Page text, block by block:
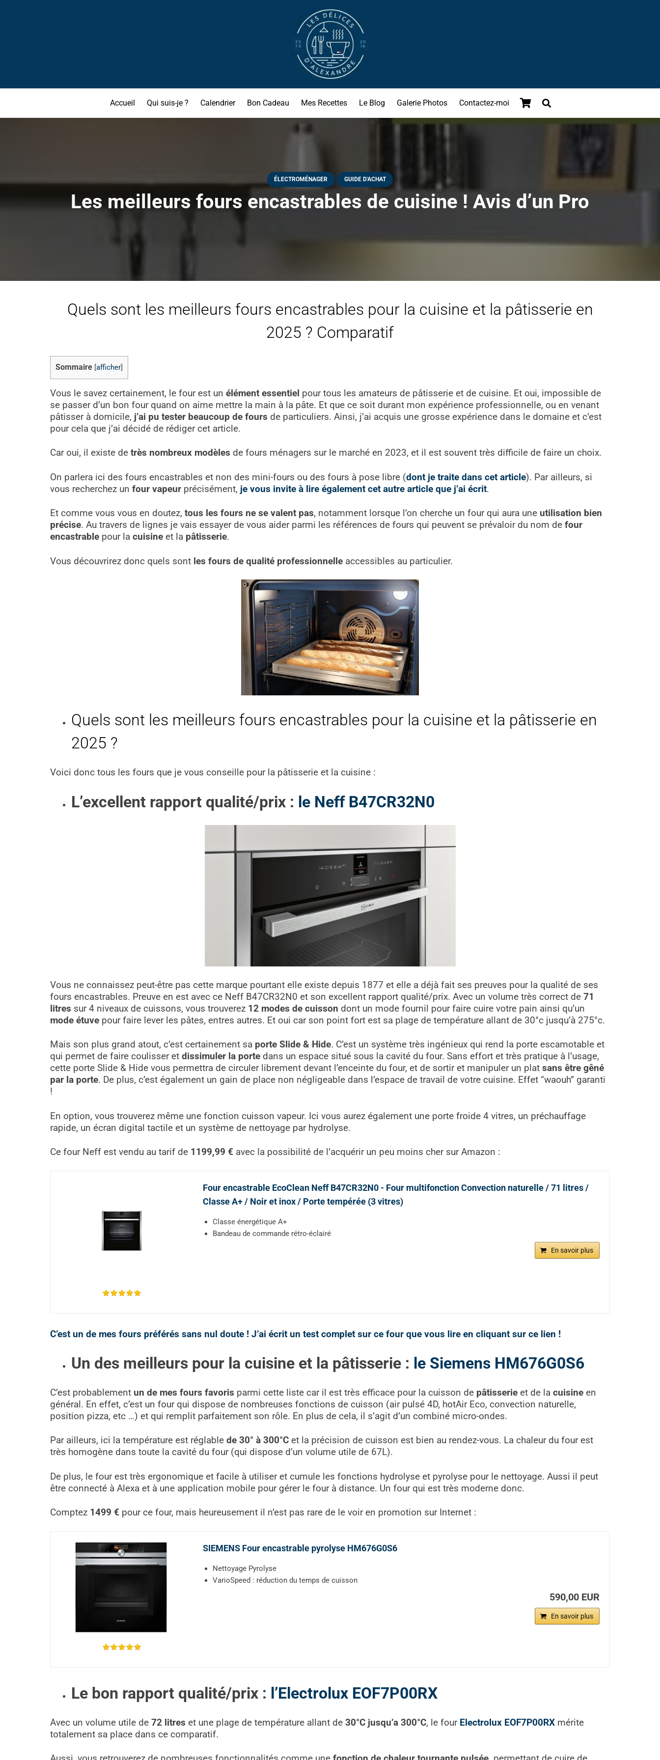
Accueil Qui suis-je ? Calendrier Bon Cadeau Mes Recettes Le Blog Galerie Photos Contactez-moi
ÉLECTROMÉNAGER GUIDE D'ACHAT
Les meilleurs fours encastrables de cuisine ! Avis d’un Pro
Quels sont les meilleurs fours encastrables pour la cuisine et la pâtisserie en
2025 ? Comparatif
Sommaire afficher
Vous le savez certainement, le four est un élément essentiel pour tous les amateurs de pâtisserie et de cuisine. Et oui, impossible de
se passer d’un bon four quand on aime mettre la main à la pâte. Et que ce soit durant mon expérience professionnelle, ou en venant
pâtisser à domicile, j’ai pu tester beaucoup de fours de particuliers. Ainsi, j’ai acquis une grosse expérience dans le domaine et c’est
pour cela que j’ai décidé de rédiger cet article.
Car oui, il existe de très nombreux modèles de fours ménagers sur le marché en 2023, et il est souvent très difficile de faire un choix.
On parlera ici des fours encastrables et non des mini-fours ou des fours à pose libre (dont je traite dans cet article). Par ailleurs, si
vous recherchez un four vapeur précisément, je vous invite à lire également cet autre article que j’ai écrit.
Et comme vous vous en doutez, tous les fours ne se valent pas, notamment lorsque l’on cherche un four qui aura une utilisation bien
précise. Au travers de lignes je vais essayer de vous aider parmi les références de fours qui peuvent se prévaloir du nom de four
encastrable pour la cuisine et la pâtisserie.
Vous découvrirez donc quels sont les fours de qualité professionnelle accessibles au particulier.
Quels sont les meilleurs fours encastrables pour la cuisine et la pâtisserie en
2025 ?
Voici donc tous les fours que je vous conseille pour la pâtisserie et la cuisine :
L’excellent rapport qualité/prix : le Neff B47CR32N0
Vous ne connaissez peut-être pas cette marque pourtant elle existe depuis 1877 et elle a déjà fait ses preuves pour la qualité de ses
fours encastrables. Preuve en est avec ce Neff B47CR32N0 et son excellent rapport qualité/prix. Avec un volume très correct de 71
litres sur 4 niveaux de cuissons, vous trouverez 12 modes de cuisson dont un mode fournil pour faire cuire votre pain ainsi qu’un
mode étuve pour faire lever les pâtes, entres autres. Et oui car son point fort est sa plage de température allant de 30°c jusqu’à 275°c.
Mais son plus grand atout, c’est certainement sa porte Slide & Hide. C’est un système très ingénieux qui rend la porte escamotable et
qui permet de faire coulisser et dissimuler la porte dans un espace situé sous la cavité du four. Sans effort et très pratique à l’usage,
cette porte Slide & Hide vous permettra de circuler librement devant l’enceinte du four, et de sortir et manipuler un plat sans être gêné
par la porte. De plus, c’est également un gain de place non négligeable dans l’espace de travail de votre cuisine. Effet “waouh” garanti
!
En option, vous trouverez même une fonction cuisson vapeur. Ici vous aurez également une porte froide 4 vitres, un préchauffage
rapide, un écran digital tactile et un système de nettoyage par hydrolyse.
Ce four Neff est vendu au tarif de 1199,99 € avec la possibilité de l’acquérir un peu moins cher sur Amazon :
Four encastrable EcoClean Neff B47CR32N0 - Four multifonction Convection naturelle / 71 litres /
Classe A+ / Noir et inox / Porte tempérée (3 vitres)
Classe énergétique A+
Bandeau de commande rétro-éclairé
En savoir plus
C’est un de mes fours préférés sans nul doute ! J’ai écrit un test complet sur ce four que vous lire en cliquant sur ce lien !
Un des meilleurs pour la cuisine et la pâtisserie : le Siemens HM676G0S6
C’est probablement un de mes fours favoris parmi cette liste car il est très efficace pour la cuisson de pâtisserie et de la cuisine en
général. En effet, c’est un four qui dispose de nombreuses fonctions de cuisson (air pulsé 4D, hotAir Eco, convection naturelle,
position pizza, etc …) et qui remplit parfaitement son rôle. En plus de cela, il s’agit d’un combiné micro-ondes.
Par ailleurs, ici la température est réglable de 30° à 300°C et la précision de cuisson est bien au rendez-vous. La chaleur du four est
très homogène dans toute la cavité du four (qui dispose d’un volume utile de 67L).
De plus, le four est très ergonomique et facile à utiliser et cumule les fonctions hydrolyse et pyrolyse pour le nettoyage. Aussi il peut
être connecté à Alexa et à une application mobile pour gérer le four à distance. Un four qui est très moderne donc.
Comptez 1499 € pour ce four, mais heureusement il n’est pas rare de le voir en promotion sur Internet :
SIEMENS Four encastrable pyrolyse HM676G0S6
Nettoyage Pyrolyse
VarioSpeed : réduction du temps de cuisson
590,00 EUR
En savoir plus
Le bon rapport qualité/prix : l’Electrolux EOF7P00RX
Avec un volume utile de 72 litres et une plage de température allant de 30°C jusqu’a 300°C, le four Electrolux EOF7P00RX mérite
totalement sa place dans ce comparatif.